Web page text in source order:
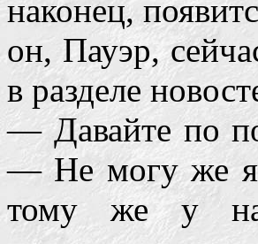
наконец,
он, Пауэр,
в разделе
— Давайте по
— Не могу же я,
тому же у